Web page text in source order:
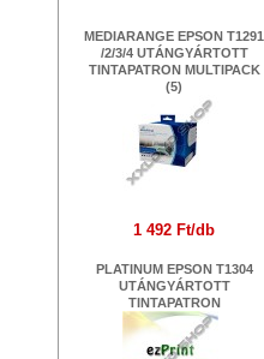
MEDIARANGE EPSON T1291
/2/3/4 UTÁNGYÁRTOTT
TINTAPATRON MULTIPACK
(5)
1 492 Ft/db
PLATINUM EPSON T1304
UTÁNGYÁRTOTT
TINTAPATRON